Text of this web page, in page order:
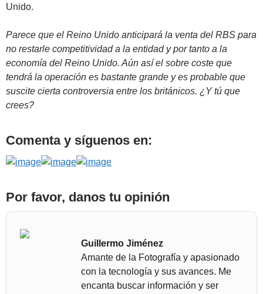
Unido.
Parece que el Reino Unido anticipará la venta del RBS para
no restarle competitividad a la entidad y por tanto a la
economía del Reino Unido. Aún así el sobre coste que
tendrá la operación es bastante grande y es probable que
suscite cierta controversia entre los británicos. ¿Y tú que
crees?
Comenta y síguenos en:
Por favor, danos tu opinión
Guillermo Jiménez
Amante de la Fotografía y apasionado
con la tecnología y sus avances. Me
encanta buscar información y ser